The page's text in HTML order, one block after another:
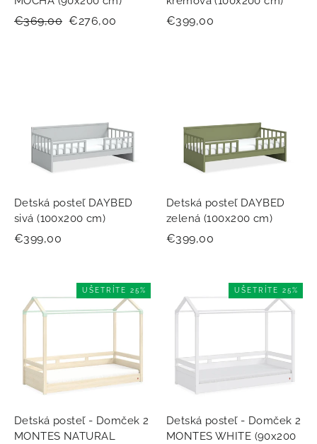
Normálna
€369,00 Zľavnená
€276,00 €399,00
Detská posteľ DAYBED
sivá (100x200 cm)
€399,00
Detská posteľ DAYBED
zelená (100x200 cm)
€399,00
UŠETRÍTE 25%
Detská posteľ - Domček 2
MONTES NATURAL
UŠETRÍTE 25%
Detská posteľ - Domček 2
MONTES WHITE (90x200